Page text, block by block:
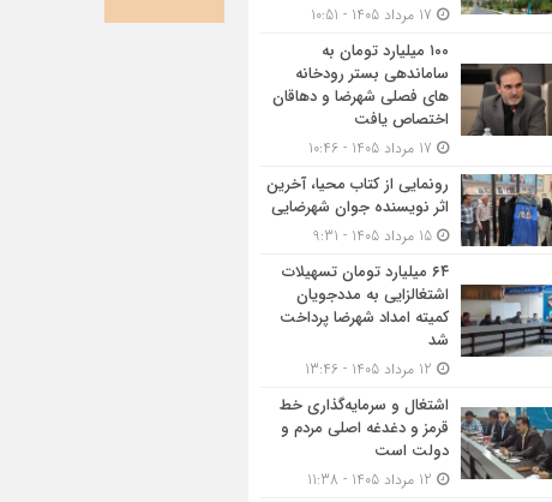
۱۰۰ میلیارد تومان به
ساماندهی بستر رودخانه
های فصلی شهرضا و دهاقان
اختصاص یافت
رونمایی از کتاب محیا، آخرین
اثر نویسنده جوان شهرضایی
۶۴ میلیارد تومان تسهیلات
اشتغالزایی به مددجویان
کمیته امداد شهرضا پرداخت
شد
اشتغال و سرمایه‌گذاری خط
قرمز و دغدغه اصلی مردم و
دولت است